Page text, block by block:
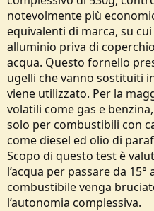
notevolmente più
equivalenti di marca, su
alluminio priva di
acqua. Questo fornello
ugelli che vanno sostituiti
viene utilizzato. Per la
volatili come gas e
solo per combustibili con
come diesel ed olio di
Scopo di questo test è
l’acqua per passare da
combustibile venga
l’autonomia complessiva.